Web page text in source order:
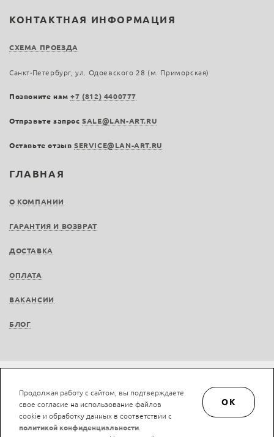
ГЛАВНАЯ
О КОМПАНИИ
ГАРАНТИЯ И ВОЗВРАТ
ДОСТАВКА
ОПЛАТА
ВАКАНСИИ
БЛОГ
КОНТАКТНАЯ ИНФОРМАЦИЯ
СХЕМА ПРОЕЗДА
Санкт-Петербург, ул. Одоевского 28 (м. Приморская)
Позвоните нам+7 (812) 4400777
Отправьте запросSALE@LAN-ART.RU
Оставьте отзыв SERVICE@LAN-ART.RU
Не является публичной офертой © LAN-art.ru, 2013—2026. Все права защищены.
Политика конфиденциальности.
Положение об обработке и защите персональных
данных.
Продолжая работу с сайтом, вы подтверждаете
свое согласие на использование файлов
cookie и обработку данных в соответствии с
политикой конфиденциальности
OK